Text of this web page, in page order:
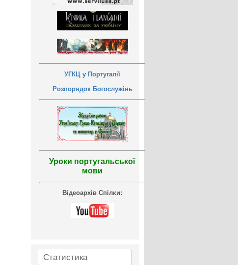
УГКЦ у Португалії
Розпорядок Богослужінь
Уроки португальської
мови
Відеоархів Спілки:
Статистика